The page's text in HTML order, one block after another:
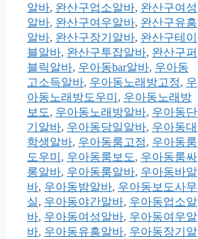
알바, 완산구업소알바, 완산구여성
알바, 완산구여우알바, 완산구유흥
알바, 완산구장기알바, 완산구테이
블알바, 완산구투잡알바, 완산구퍼
블릭알바, 우아동bar알바, 우아동
고소득알바, 우아동노래방고정, 우
아동노래방도우미 , 우아동노래방
보도, 우아동노래방알바, 우아동단
기알바, 우아동당일알바, 우아동대
학생알바, 우아동룸고정, 우아동룸
도우미 , 우아동룸보도, 우아동룸싸
롱알바, 우아동룸알바, 우아동바알
바, 우아동밤알바, 우아동보도사무
실, 우아동야간알바, 우아동업소알
바, 우아동여성알바, 우아동여우알
바, 우아동유흥알바, 우아동장기알